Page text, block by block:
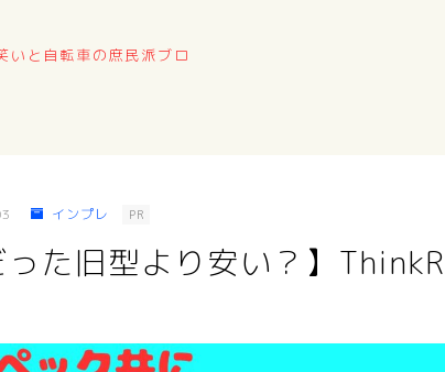
いと自転車の庶民派ブロ
インプレ PR
った旧型より安い？】